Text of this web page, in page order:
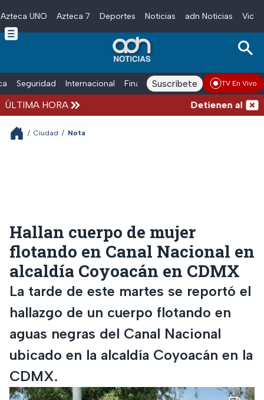
Skip to main content
Azteca UNO Azteca 7 Deportes Noticias adn Noticias
Seguridad Internacional Finanzas adn Noticias Radio
Suscríbete TV En Vivo
ÚLTIMA HORA Detienen al
/ Ciudad / Nota
Hallan cuerpo de mujer
flotando en Canal Nacional en
alcaldía Coyoacán en CDMX
La tarde de este martes se reportó el
hallazgo de un cuerpo flotando en
aguas negras del Canal Nacional
ubicado en la alcaldía Coyoacán en la
CDMX.